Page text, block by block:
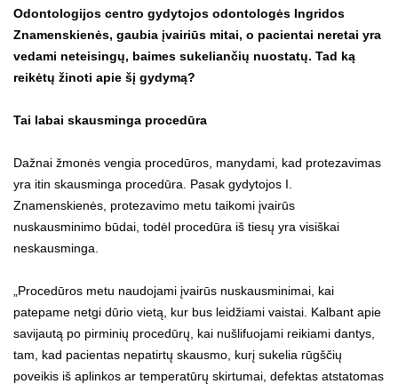
Odontologijos centro gydytojos odontologės Ingridos
Znamenskienės, gaubia įvairiūs mitai, o pacientai neretai yra
vedami neteisingų, baimes sukeliančių nuostatų. Tad ką
reikėtų žinoti apie šį gydymą?
Tai labai skausminga procedūra
Dažnai žmonės vengia procedūros, manydami, kad protezavimas
yra itin skausminga procedūra. Pasak gydytojos I.
Znamenskienės, protezavimo metu taikomi įvairūs
nuskausminimo būdai, todėl procedūra iš tiesų yra visiškai
neskausminga.
„Procedūros metu naudojami įvairūs nuskausminimai, kai
patepame netgi dūrio vietą, kur bus leidžiami vaistai. Kalbant apie
savijautą po pirminių procedūrų, kai nušlifuojami reikiami dantys,
tam, kad pacientas nepatirtų skausmo, kurį sukelia rūgščių
poveikis iš aplinkos ar temperatūrų skirtumai, defektas atstatomas